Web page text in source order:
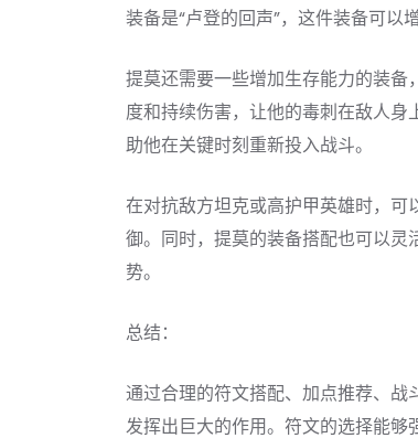
装备是“卢登的回声”，这件装备可以
提莫还需要一些增加生存能力的装备
度和持续伤害，让他的毒刺在敌人身
助他在关键时刻重新投入战斗。
在对抗敌方坦克或高护甲英雄时，可
御。同时，提莫的装备搭配也可以
势。
总结：
通过合理的符文搭配、加点推荐、
发挥出巨大的作用。符文的选择能